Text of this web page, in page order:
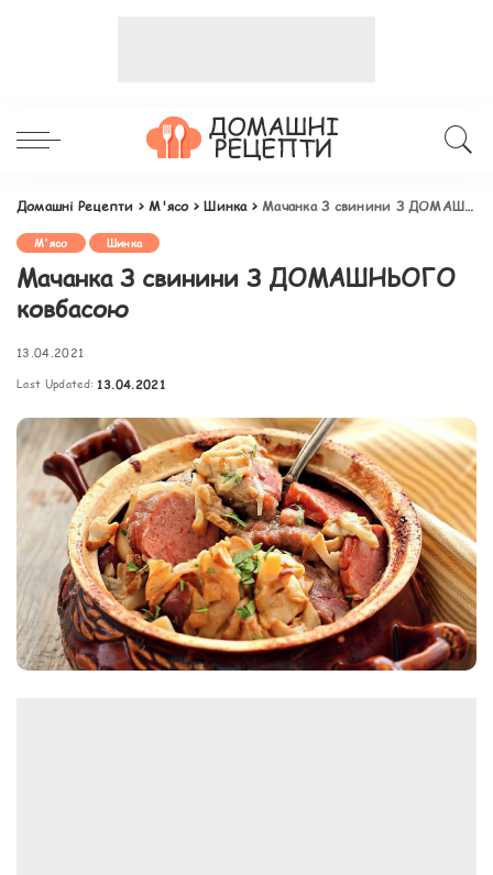
Домашні Рецепти >М'ясо>Шинка>Мачанка З свинини З ДОМАШНЬОГО ковбасою
М'ясо Шинка
Мачанка З свинини З ДОМАШНЬОГО
ковбасою
13.04.2021
Last Updated: 13.04.2021